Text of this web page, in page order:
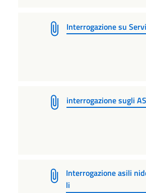
Interrogazione su
interrogazione sugli
Interrogazione asili
li